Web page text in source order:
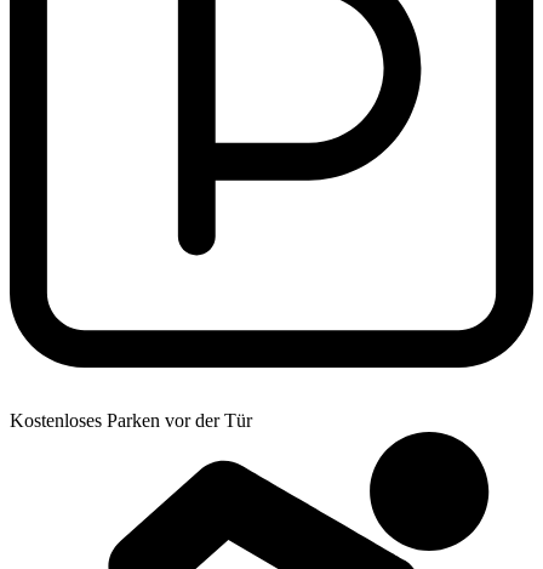
Kostenloses Parken vor der Tür